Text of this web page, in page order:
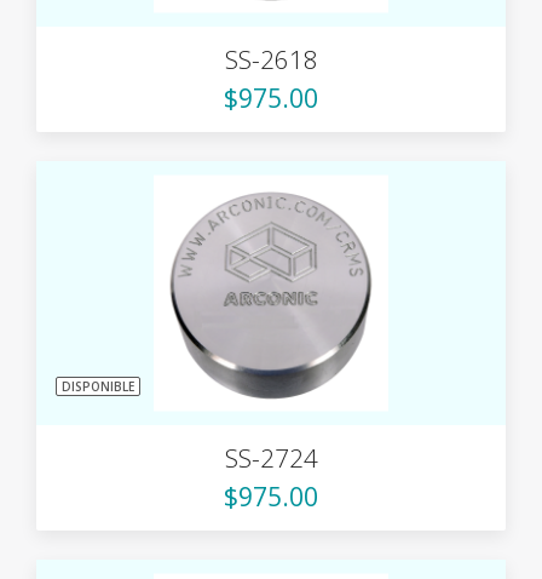
SS-2618
$975.00
DISPONIBLE
SS-2724
$975.00